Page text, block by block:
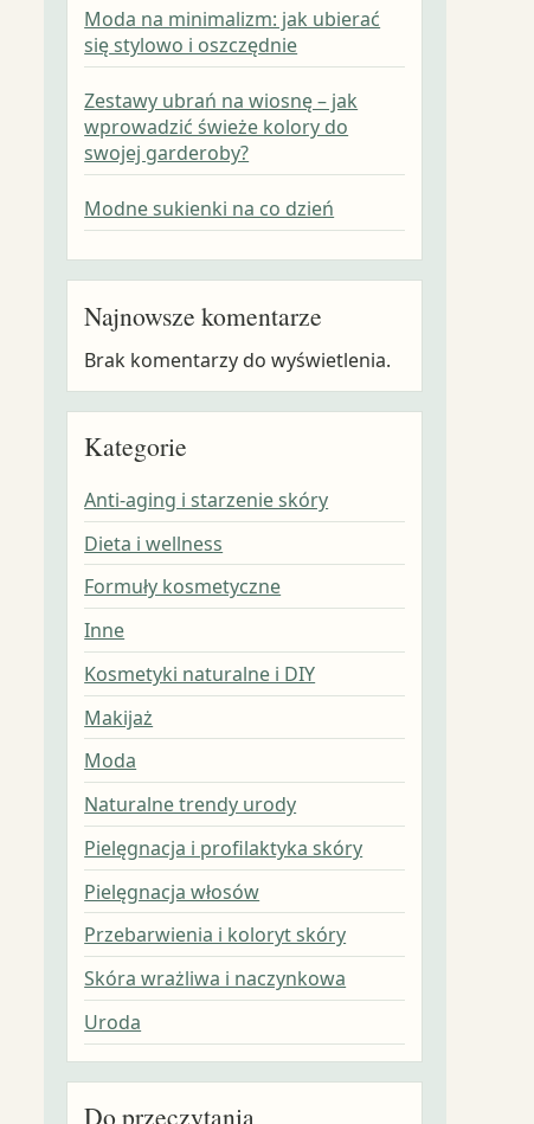
Moda na minimalizm: jak ubierać
się stylowo i oszczędnie
Zestawy ubrań na wiosnę – jak
wprowadzić świeże kolory do
swojej garderoby?
Modne sukienki na co dzień
Najnowsze komentarze
Brak komentarzy do wyświetlenia.
Kategorie
Anti-aging i starzenie skóry
Dieta i wellness
Formuły kosmetyczne
Inne
Kosmetyki naturalne i DIY
Makijaż
Moda
Naturalne trendy urody
Pielęgnacja i profilaktyka skóry
Pielęgnacja włosów
Przebarwienia i koloryt skóry
Skóra wrażliwa i naczynkowa
Uroda
Do przeczytania